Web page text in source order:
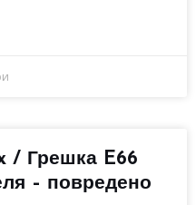
/ Грешка E66
– повредено